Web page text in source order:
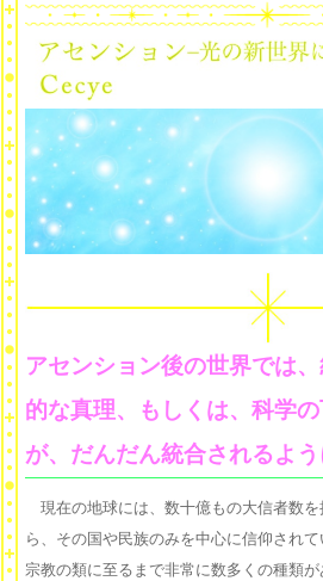
アセンション後の世界では
的な真理、もしくは、科学
が、だんだん統合されるよう
現在の地球には、数十億もの大信者数
ら、その国や民族のみを中心に信仰され
宗教の類に至るまで非常に数多くの種類